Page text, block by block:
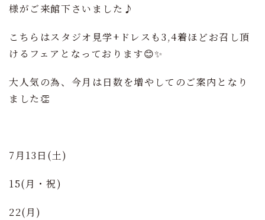
様がご来館下さいました♪
こちらはスタジオ見学+ドレスも3,4着ほどお召し頂
けるフェアとなっております😊✨
大人気の為、今月は日数を増やしてのご案内となり
ました👏
7月13日(土)
15(月・祝)
22(月)